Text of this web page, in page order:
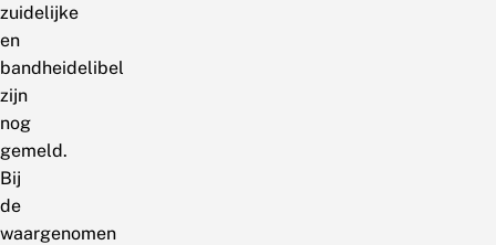
zuidelijke
en
bandheidelibel
zijn
nog
gemeld.
Bij
de
waargenomen